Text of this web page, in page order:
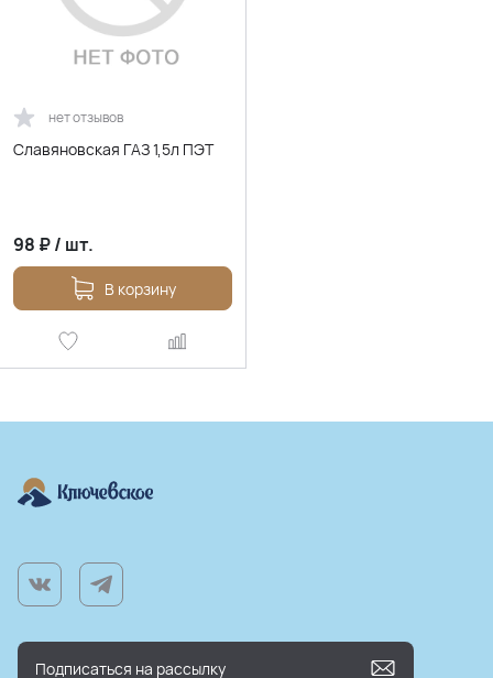
нет отзывов
Славяновская ГАЗ 1,5л ПЭТ
98 ₽/ шт.
В корзину